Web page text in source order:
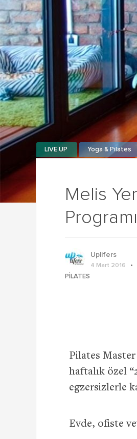
Melis
LIVE UP Yoga & Pilates
Uplifers
4 Mart 2016
PILATES
Pilates
haftalık özel
egzersizlerle
Evde, ofiste